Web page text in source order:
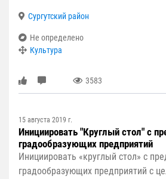
Сургутский район
Не определено
Культура
3583
15 августа 2019 г.
Инициировать "Круглый стол" с
градообразующих предприятий
Инициировать «круглый стол» с
градообразующих предприятий с